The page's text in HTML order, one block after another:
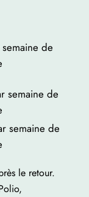
de
semaine de
semaine de
le retour.